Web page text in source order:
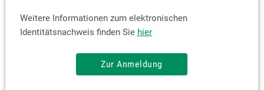
Weitere Informationen zum elektronischen
Identitätsnachweis finden Sie hier
Zur Anmeldung